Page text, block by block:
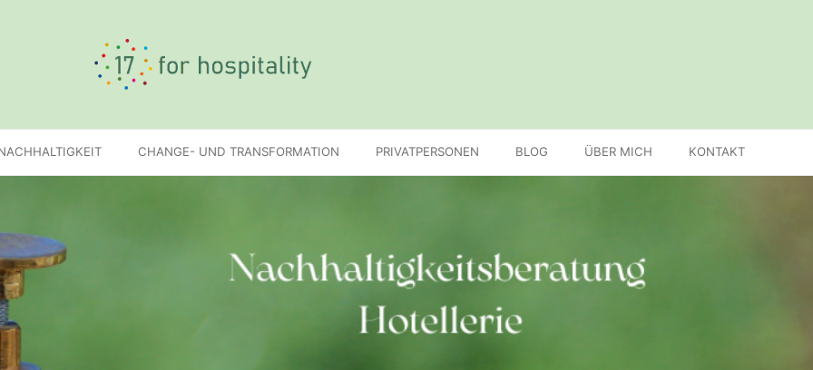
CHANGE- UND TRANSFORMATION PRIVATPERSONEN BLOG ÜBER MICH KONTAKT